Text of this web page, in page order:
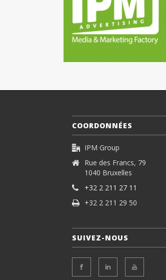
Services IPM
COORDONNÉES
IPM Group
Rue des Francs, 79
1040 Bruxelles
+32 2 211 27 11
+32 2 211 29 50
SUIVEZ-NOUS